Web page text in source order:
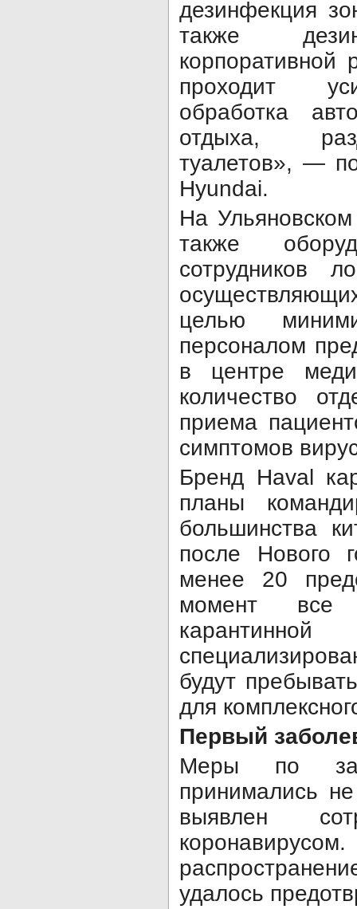
дезинфекция
также
корпоративной
проходит
обработка
отдыха,
туалетов», —
Hyundai.
На
также
сотрудников
целью
персоналом
в центре
количество
приема
симптомов
Бренд Haval
планы
большинства
после Нового
менее 20
момент
будут
для
Первый
Меры по
принимались
выявлен
удалось